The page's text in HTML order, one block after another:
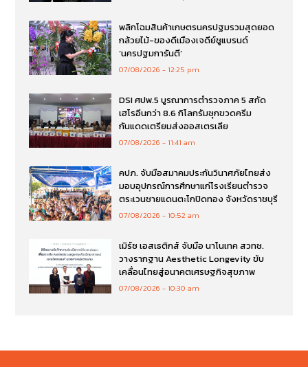
พลิกโฉมสินค้าเกษตรนครปฐมรวมสุดยอด
กล้วยไม้-ของดีเมืองเจดีย์ชูแบรนด์
‘นครปฐมการันตี’
07/08/2026 12:25 pm
DSI ศปพ.5 บูรณาการตำรวจภาค 5 สกัด
เฮโรอีนกว่า 8.6 กิโลกรัมซุกขวดครีม
กันแดดเตรียมส่งออสเตรเลีย
07/08/2026 11:41 am
คปภ. จับมือสมาคมประกันวินาศภัยไทยส่ง
มอบอุปกรณ์การศึกษาแก่โรงเรียนตำรวจ
ตระเวนชายแดนตะโกปิดทอง จังหวัดราชบุรี
07/08/2026 10:52 am
เมิร์ซ เอสเธติกส์ จับมือ นาโนเทค สวทช.
วางรากฐาน Aesthetic Longevity ขับ
เคลื่อนไทยสู่อนาคตเศรษฐกิจสุขภาพ
07/08/2026 10:30 am